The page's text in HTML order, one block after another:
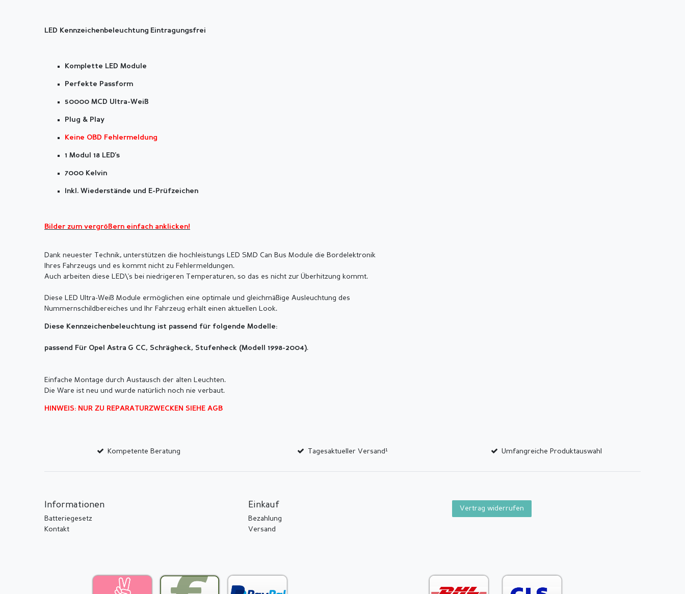
LED Kennzeichenbeleuchtung Eintragungsfrei
Komplette LED Module
Perfekte Passform
50000 MCD Ultra-Weiß
Plug & Play
Keine OBD Fehlermeldung
1 Modul 18 LED's
7000 Kelvin
Inkl. Wiederstände und E-Prüfzeichen
Bilder zum vergrößern einfach anklicken!
Dank neuester Technik, unterstützen die hochleistungs LED SMD Can Bus Module die Bordelektronik
Ihres Fahrzeugs und es kommt nicht zu Fehlermeldungen.
Auch arbeiten diese LED\'s bei niedrigeren Temperaturen, so das es nicht zur Überhitzung kommt.
Diese LED Ultra-Weiß Module ermöglichen eine optimale und gleichmäßige Ausleuchtung des
Nummernschildbereiches und Ihr Fahrzeug erhält einen aktuellen Look.
Diese Kennzeichenbeleuchtung ist passend für folgende Modelle:
passend Für Opel Astra G CC, Schrägheck, Stufenheck (Modell 1998-2004).
Einfache Montage durch Austausch der alten Leuchten.
Die Ware ist neu und wurde natürlich noch nie verbaut.
HINWEIS: NUR ZU REPARATURZWECKEN SIEHE AGB
Kompetente Beratung Tagesaktueller Versand¹ Umfangreiche Produktauswahl
Informationen
Batteriegesetz
Kontakt
Einkauf
Bezahlung
Versand
Vertrag widerrufen